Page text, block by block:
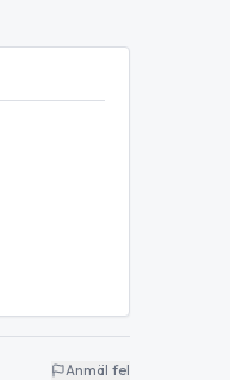
Anmäl fel